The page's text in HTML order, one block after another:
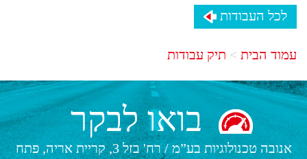
לכל העבודות
עמוד הבית תיק עבודות
בואו לבקר
אנובה טכנולוגיות בע”מ/
רח' בזל 3, קריית אריה, פתח